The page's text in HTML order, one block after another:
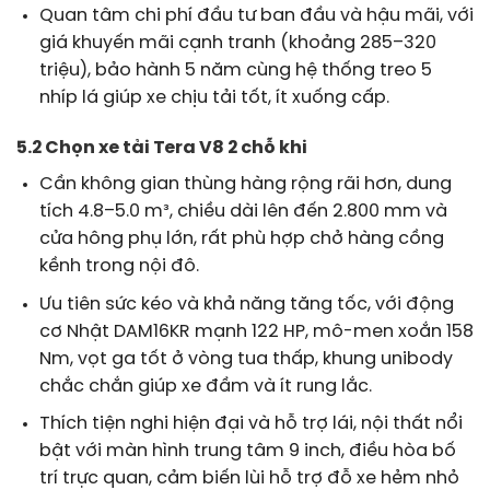
Quan tâm chi phí đầu tư ban đầu và hậu mãi, với
giá khuyến mãi cạnh tranh (khoảng 285–320
triệu), bảo hành 5 năm cùng hệ thống treo 5
nhíp lá giúp xe chịu tải tốt, ít xuống cấp.
5.2 Chọn xe tải Tera V8 2 chỗ khi
Cần không gian thùng hàng rộng rãi hơn, dung
tích 4.8–5.0 m³, chiều dài lên đến 2.800 mm và
cửa hông phụ lớn, rất phù hợp chở hàng cồng
kềnh trong nội đô.
Ưu tiên sức kéo và khả năng tăng tốc, với động
cơ Nhật DAM16KR mạnh 122 HP, mô-men xoắn 158
Nm, vọt ga tốt ở vòng tua thấp, khung unibody
chắc chắn giúp xe đầm và ít rung lắc.
Thích tiện nghi hiện đại và hỗ trợ lái, nội thất nổi
bật với màn hình trung tâm 9 inch, điều hòa bố
trí trực quan, cảm biến lùi hỗ trợ đỗ xe hẻm nhỏ